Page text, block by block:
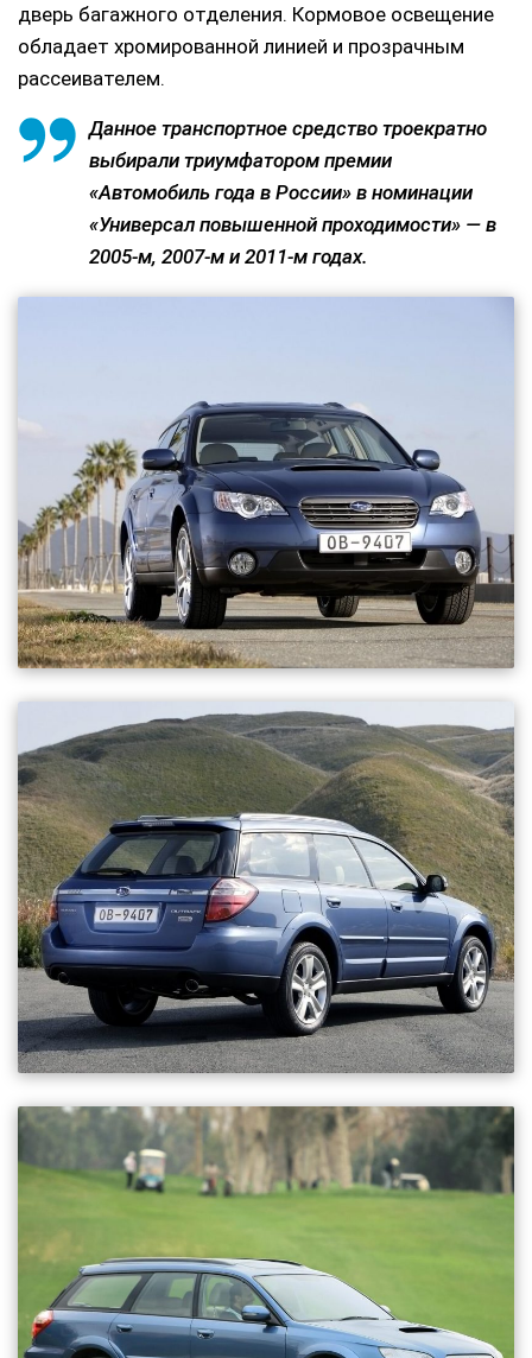
дверь багажного отделения. Кормовое освещение
обладает хромированной линией и прозрачным
рассеивателем.
Данное транспортное средство троекратно
выбирали триумфатором премии
«Автомобиль года в России» в номинации
«Универсал повышенной проходимости» — в
2005-м, 2007-м и 2011-м годах.